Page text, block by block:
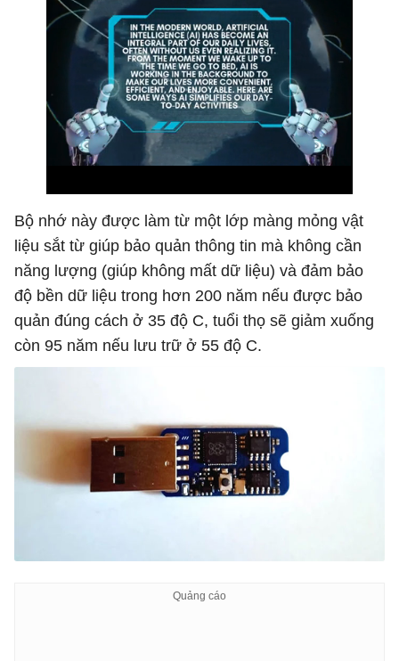
Bộ nhớ này được làm từ một lớp màng mỏng vật
liệu sắt từ giúp bảo quản thông tin mà không cần
năng lượng (giúp không mất dữ liệu) và đảm bảo
độ bền dữ liệu trong hơn 200 năm nếu được bảo
quản đúng cách ở 35 độ C, tuổi thọ sẽ giảm xuống
còn 95 năm nếu lưu trữ ở 55 độ C.